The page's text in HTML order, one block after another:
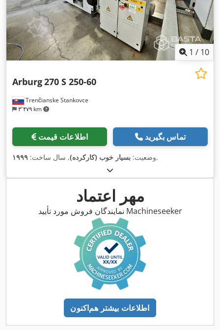
1 / 10
Trenčianske Stankovce
۳٬۴۷۹ km
Arburg270 S 250-60
اطلاعات قیمت تماس بگیرید
وضعیت: بسیار خوب (کارکرده), سال ساخت: ۱۹۹۹ ,
مهر اعتماد
نمایندگان فروش مورد تأیید Machineseeker
اطلاعات بیشتر هم‌اکنون